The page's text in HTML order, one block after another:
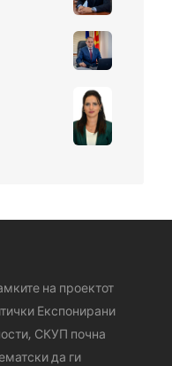
на проектот
Експонирани
СКУП почна
да ги